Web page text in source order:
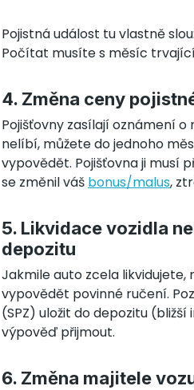
Pojistná událost tu vlastně
Počítat musíte s měsíc
4. Změna ceny
Pojišťovny zasílají oznámení
nelíbí, můžete do jednoho
vypovědět. Pojišťovna ji musí
se změnil váš bonus/malus,
5. Likvidace vozidla
depozitu
Jakmile auto zcela likvidujete,
vypovědět povinné ručení.
(SPZ) uložit do depozitu
výpověď přijmout.
6. Změna majitele